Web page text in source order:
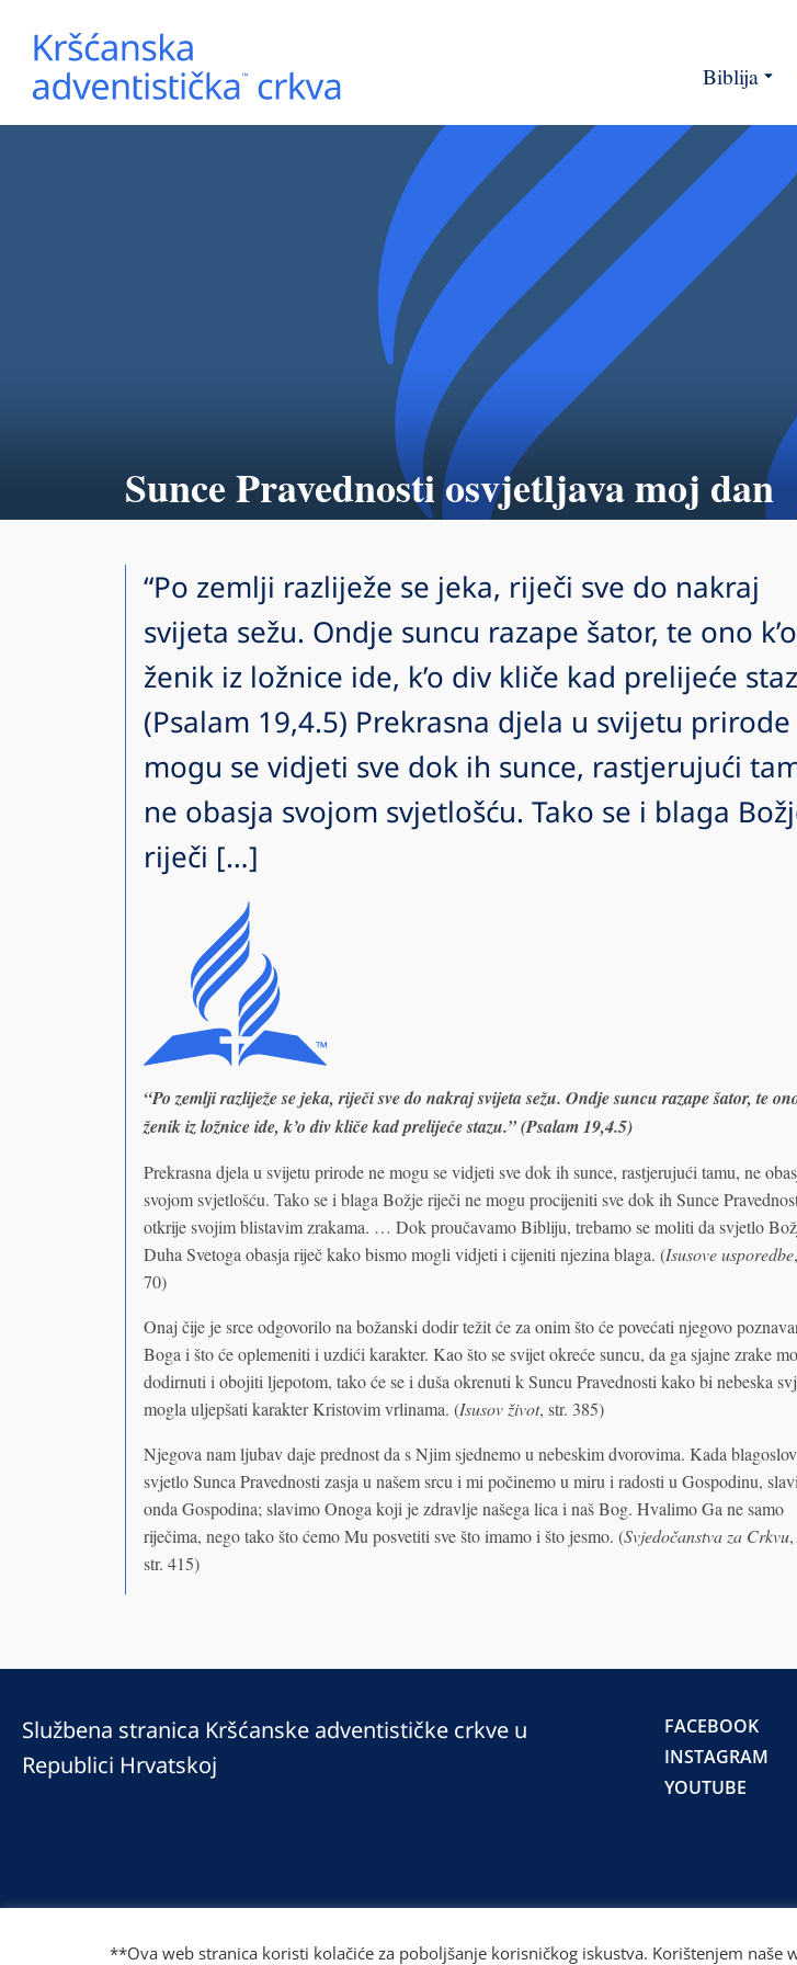
Biblija
Sunce Pravednosti osvjetljava moj dan
“Po zemlji razliježe se jeka, riječi sve do nakraj
svijeta sežu. Ondje suncu razape šator, te ono k’o
ženik iz ložnice ide, k’o div kliče kad prelijeće
(Psalam 19,4.5) Prekrasna djela u svijetu
mogu se vidjeti sve dok ih sunce, rastjerujući
ne obasja svojom svjetlošću. Tako se i blaga
riječi […]
“Po zemlji razliježe se jeka, riječi sve do nakraj svijeta sežu. Ondje suncu razape šator, te
ženik iz ložnice ide, k’o div kliče kad prelijeće stazu.” (Psalam 19,4.5)
Prekrasna djela u svijetu prirode ne mogu se vidjeti sve dok ih sunce, rastjerujući tamu, ne
svojom svjetlošću. Tako se i blaga Božje riječi ne mogu procijeniti sve dok ih Sunce
otkrije svojim blistavim zrakama. … Dok proučavamo Bibliju, trebamo se moliti da svjetlo
Duha Svetoga obasja riječ kako bismo mogli vidjeti i cijeniti njezina blaga. (Isusove usporedbe
70)
Onaj čije je srce odgovorilo na božanski dodir težit će za onim što će povećati njegovo
Boga i što će oplemeniti i uzdići karakter. Kao što se svijet okreće suncu, da ga sjajne zrake
dodirnuti i obojiti ljepotom, tako će se i duša okrenuti k Suncu Pravednosti kako bi nebeska
mogla uljepšati karakter Kristovim vrlinama. (Isusov život, str. 385)
Njegova nam ljubav daje prednost da s Njim sjednemo u nebeskim dvorovima. Kada
svjetlo Sunca Pravednosti zasja u našem srcu i mi počinemo u miru i radosti u Gospodinu,
onda Gospodina; slavimo Onoga koji je zdravlje našega lica i naš Bog. Hvalimo Ga ne samo
riječima, nego tako što ćemo Mu posvetiti sve što imamo i što jesmo. (Svjedočanstva za Crkvu,
str. 415)
Službena stranica Kršćanske adventističke crkve u
Republici Hrvatskoj
Prilaz Gjure Deželića 77 Zagreb 10000 Hrvatska 01 236 1900
FACEBOOK
INSTAGRAM
YOUTUBE
**Ova web stranica koristi kolačiće za poboljšanje korisničkog iskustva. Korištenjem naše